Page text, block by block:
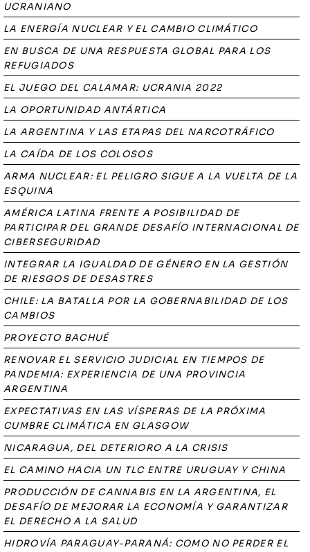
UCRANIANO
LA ENERGÍA NUCLEAR Y EL CAMBIO CLIMÁTICO
EN BUSCA DE UNA RESPUESTA GLOBAL PARA LOS
REFUGIADOS
EL JUEGO DEL CALAMAR: UCRANIA 2022
LA OPORTUNIDAD ANTÁRTICA
LA ARGENTINA Y LAS ETAPAS DEL NARCOTRÁFICO
LA CAÍDA DE LOS COLOSOS
ARMA NUCLEAR: EL PELIGRO SIGUE A LA VUELTA DE LA
ESQUINA
AMÉRICA LATINA FRENTE A POSIBILIDAD DE
PARTICIPAR DEL GRANDE DESAFÍO INTERNACIONAL DE
CIBERSEGURIDAD
INTEGRAR LA IGUALDAD DE GÉNERO EN LA GESTIÓN
DE RIESGOS DE DESASTRES
CHILE: LA BATALLA POR LA GOBERNABILIDAD DE LOS
CAMBIOS
PROYECTO BACHUÉ
RENOVAR EL SERVICIO JUDICIAL EN TIEMPOS DE
PANDEMIA: EXPERIENCIA DE UNA PROVINCIA
ARGENTINA
EXPECTATIVAS EN LAS VÍSPERAS DE LA PRÓXIMA
CUMBRE CLIMÁTICA EN GLASGOW
NICARAGUA, DEL DETERIORO A LA CRISIS
EL CAMINO HACIA UN TLC ENTRE URUGUAY Y CHINA
PRODUCCIÓN DE CANNABIS EN LA ARGENTINA, EL
DESAFÍO DE MEJORAR LA ECONOMÍA Y GARANTIZAR
EL DERECHO A LA SALUD
HIDROVÍA PARAGUAY-PARANÁ: COMO NO PERDER EL